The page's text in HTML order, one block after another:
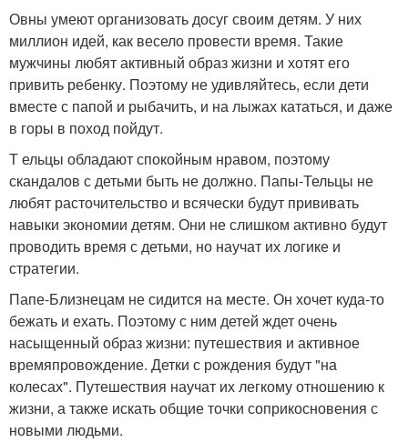
Овны умеют организовать досуг своим детям. У них
миллион идей, как весело провести время. Такие
мужчины любят активный образ жизни и хотят его
привить ребенку. Поэтому не удивляйтесь, если дети
вместе с папой и рыбачить, и на лыжах кататься, и даже
в горы в поход пойдут.
Т ельцы обладают спокойным нравом, поэтому
скандалов с детьми быть не должно. Папы-Тельцы не
любят расточительство и всячески будут прививать
навыки экономии детям. Они не слишком активно будут
проводить время с детьми, но научат их логике и
стратегии.
Папе-Близнецам не сидится на месте. Он хочет куда-то
бежать и ехать. Поэтому с ним детей ждет очень
насыщенный образ жизни: путешествия и активное
времяпровождение. Детки с рождения будут "на
колесах". Путешествия научат их легкому отношению к
жизни, а также искать общие точки соприкосновения с
новыми людьми.